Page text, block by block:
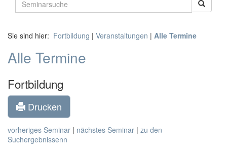
Sie sind hier: Fortbildung | Veranstaltungen | Alle Termine
Alle Termine
Fortbildung
Drucken
vorheriges Seminar | nächstes Seminar | zu den
Suchergebnissenn